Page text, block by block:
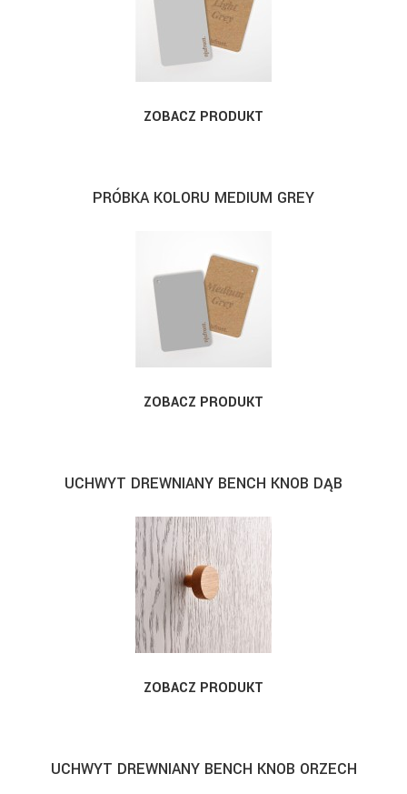
ZOBACZ PRODUKT
PRÓBKA KOLORU MEDIUM GREY
ZOBACZ PRODUKT
UCHWYT DREWNIANY BENCH KNOB DĄB
ZOBACZ PRODUKT
UCHWYT DREWNIANY BENCH KNOB ORZECH